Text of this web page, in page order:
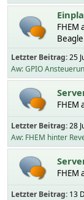
FHEM
Letzter Beitrag:25
Aw: GPIO
FHEM
Letzter Beitrag:28
Aw: FHEM hinter
FHEM
Letzter Beitrag: 13